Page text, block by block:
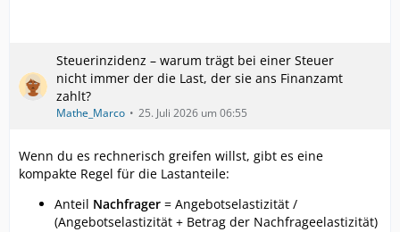
Steuerinzidenz – warum trägt bei einer Steuer
nicht immer der die Last, der sie ans Finanzamt
zahlt?
Mathe_Marco 25. Juli 2026 um 06:55
Wenn du es rechnerisch greifen willst, gibt es eine
kompakte Regel für die Lastanteile:
Anteil Nachfrager = Angebotselastizität /
(Angebotselastizität + Betrag der Nachfrageelastizität)